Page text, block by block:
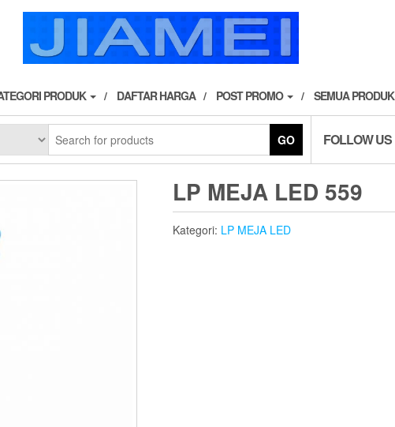
PRODUK DAFTAR HARGA POST PROMO SEMUA PRODUK
GO FOLLOW US
LP MEJA LED 559
Kategori: LP MEJA LED